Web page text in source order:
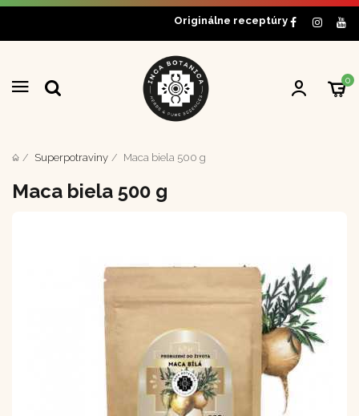
Originálne receptúry
0
Superpotraviny Maca biela 500 g
Maca biela 500 g